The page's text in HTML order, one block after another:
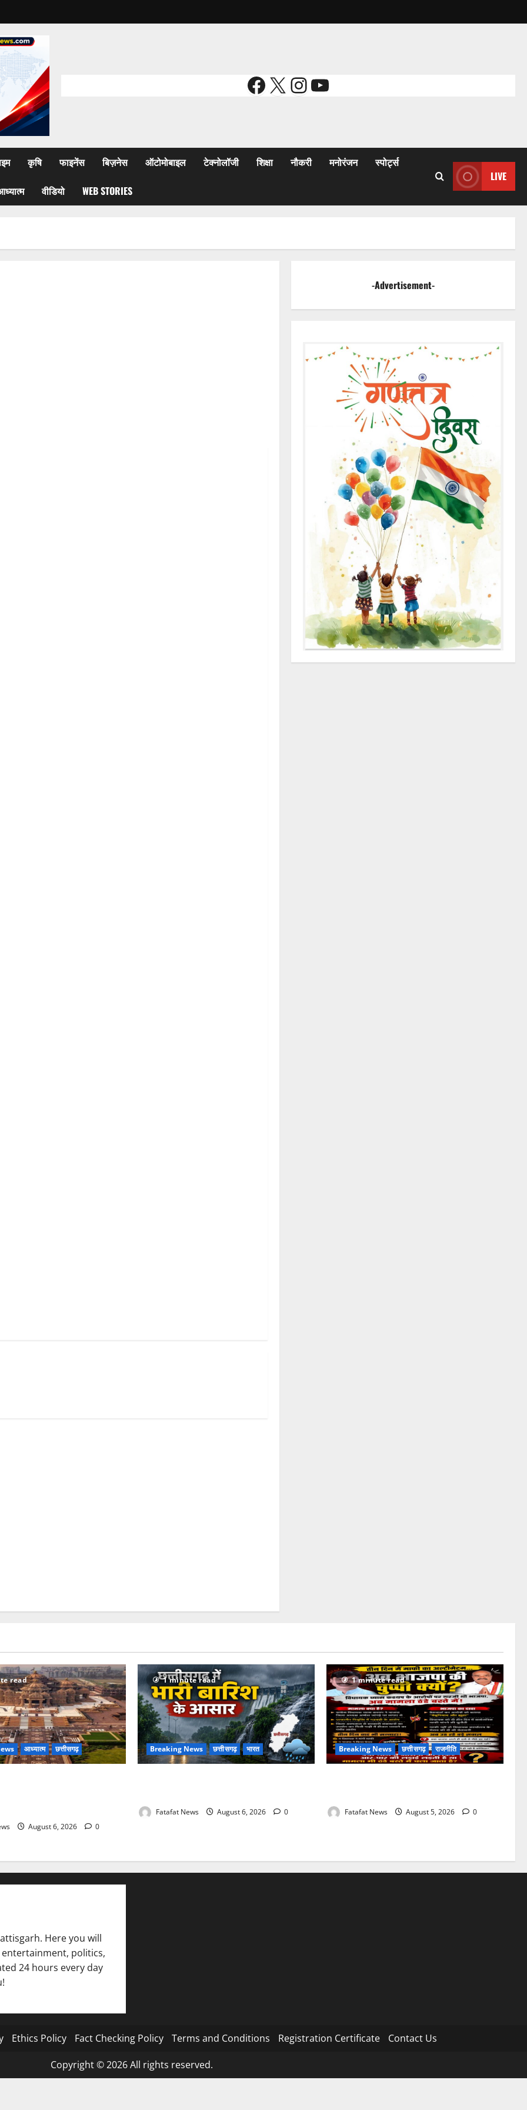
Facebook
X Instagram
YouTube
कृषि फाइनेंस बिज़नेस ऑटोमोबाइल टेक्नोलॉजी शिक्षा नौकरी मनोरंजन स्पोर्ट्स
वीडियो WEB STORIES
LIVE
-Advertisement-
read
आध्यात्म छत्तीसगढ़
August 6, 2026 0
1 minute read
Breaking News छत्तीसगढ़ भारत
Fatafat News August 6, 2026 0
1 minute read
Breaking News छत्तीसगढ़ राजनीति
Fatafat News August 5, 2026 0
Here you will
politics,
24 hours every day
Ethics Policy Fact Checking Policy Terms and Conditions Registration Certificate Contact Us
Copyright © 2026 All rights reserved.